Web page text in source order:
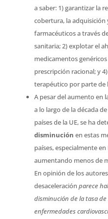
a saber: 1) garantizar la
cobertura, la
farmacéuticos a través
sanitaria; 2) explotar el
medicamentos
prescripción racional; y
terapéutico por parte de
A pesar del aumento en
a lo largo de la década
países de la UE, se ha
disminución en estas
países, especialmente
aumentando menos de
En opinión de los
desaceleración parece
disminución de la tasa
enfermedades